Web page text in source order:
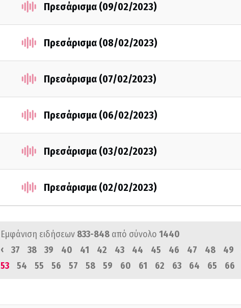
Πρεσάρισμα (09/02/2023)
Πρεσάρισμα (08/02/2023)
Πρεσάρισμα (07/02/2023)
Πρεσάρισμα (06/02/2023)
Πρεσάρισμα (03/02/2023)
Πρεσάρισμα (02/02/2023)
Εμφάνιση ειδήσεων 833-848 από σύνολο 1440
‹
37 38 39 40 41 42 43 44 45 46 47 48 49
53
54 55 56 57 58 59 60 61 62 63 64 65 66